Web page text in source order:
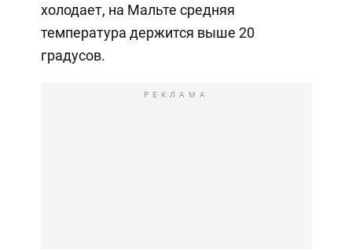
холодает, на Мальте средняя
температура держится выше 20
градусов.
РЕКЛАМА